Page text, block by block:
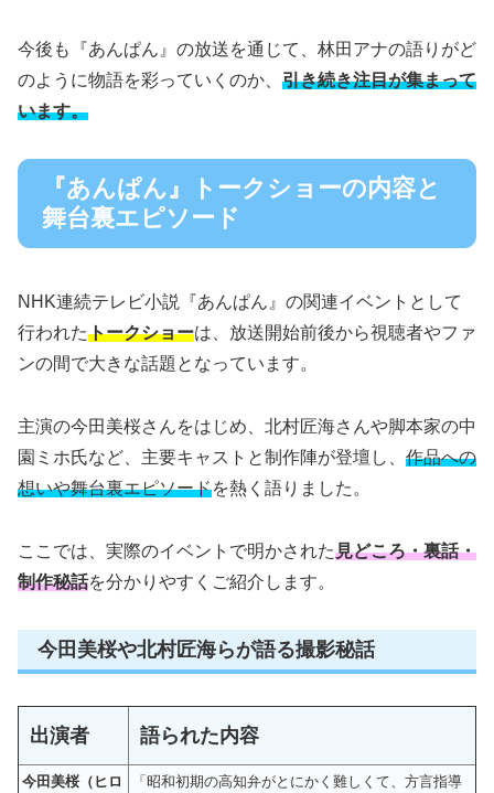
今後も『あんぱん』の放送を通じて、林田アナの語りがど
のように物語を彩っていくのか、 引き続き注目が集まって
います。
『あんぱん』トークショーの内容と
舞台裏エピソード
NHK連続テレビ小説『あんぱん』の関連イベントとして
行われたトークショーは、放送開始前後から視聴者やファ
ンの間で大きな話題となっています。
主演の今田美桜さんをはじめ、北村匠海さんや脚本家の中
園ミホ氏など、主要キャストと制作陣が登壇し、 作品への
想いや舞台裏エピソードを熱く語りました。
ここでは、実際のイベントで明かされた見どころ・裏話・
制作秘話を分かりやすくご紹介します。
今田美桜や北村匠海らが語る撮影秘話
出演者 語られた内容
今田美桜（ヒロ
「昭和初期の高知弁がとにかく難しくて、方言指導